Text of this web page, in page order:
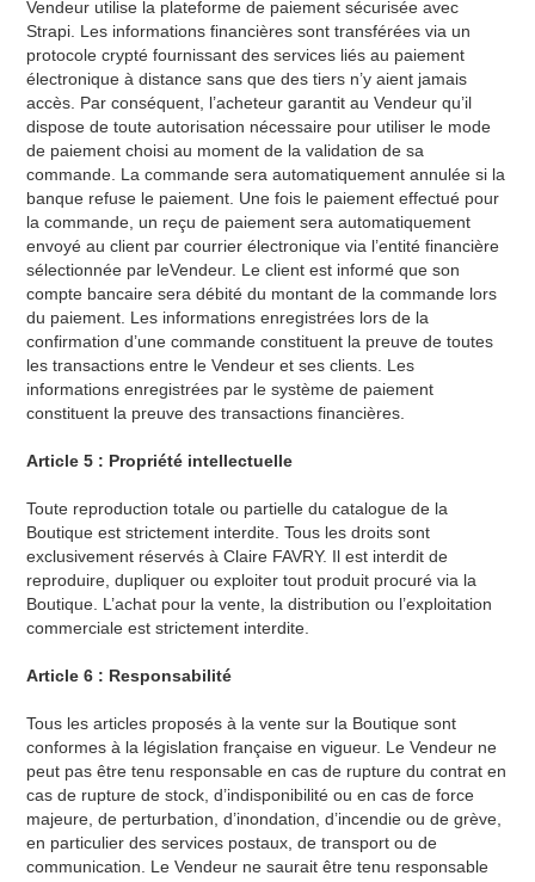
Vendeur utilise la plateforme de paiement sécurisée avec
Strapi. Les informations financières sont transférées via un
protocole crypté fournissant des services liés au paiement
électronique à distance sans que des tiers n’y aient jamais
accès. Par conséquent, l’acheteur garantit au Vendeur qu’il
dispose de toute autorisation nécessaire pour utiliser le mode
de paiement choisi au moment de la validation de sa
commande. La commande sera automatiquement annulée si la
banque refuse le paiement. Une fois le paiement effectué pour
la commande, un reçu de paiement sera automatiquement
envoyé au client par courrier électronique via l’entité financière
sélectionnée par leVendeur. Le client est informé que son
compte bancaire sera débité du montant de la commande lors
du paiement. Les informations enregistrées lors de la
confirmation d’une commande constituent la preuve de toutes
les transactions entre le Vendeur et ses clients. Les
informations enregistrées par le système de paiement
constituent la preuve des transactions financières.
Article 5 : Propriété intellectuelle
Toute reproduction totale ou partielle du catalogue de la
Boutique est strictement interdite. Tous les droits sont
exclusivement réservés à Claire FAVRY. Il est interdit de
reproduire, dupliquer ou exploiter tout produit procuré via la
Boutique. L’achat pour la vente, la distribution ou l’exploitation
commerciale est strictement interdite.
Article 6 : Responsabilité
Tous les articles proposés à la vente sur la Boutique sont
conformes à la législation française en vigueur. Le Vendeur ne
peut pas être tenu responsable en cas de rupture du contrat en
cas de rupture de stock, d’indisponibilité ou en cas de force
majeure, de perturbation, d’inondation, d’incendie ou de grève,
en particulier des services postaux, de transport ou de
communication. Le Vendeur ne saurait être tenu responsable